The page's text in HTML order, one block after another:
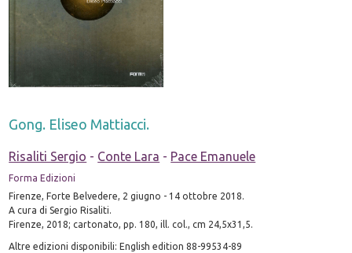
Gong. Eliseo Mattiacci.
Risaliti Sergio - Conte Lara - Pace Emanuele
Forma Edizioni
Firenze, Forte Belvedere, 2 giugno - 14 ottobre 2018.
A cura di Sergio Risaliti.
Firenze, 2018; cartonato, pp. 180, ill. col., cm 24,5x31,5.
Altre edizioni disponibili: English edition 88-99534-89